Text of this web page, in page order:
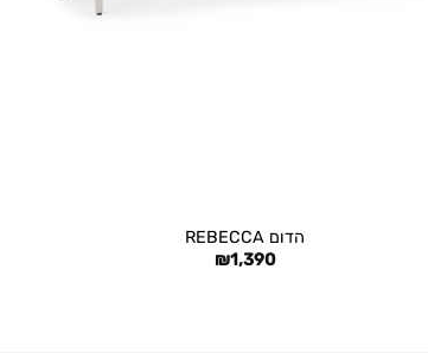
הדום REBECCA
₪1,390